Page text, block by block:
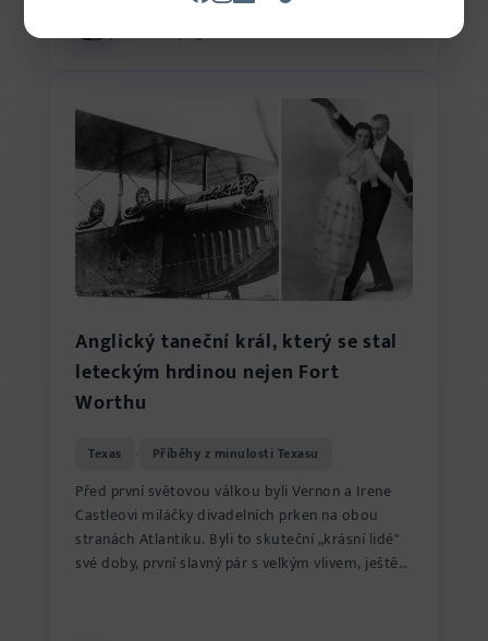
26. 5. 2026
Anglický taneční král, který se stal
leteckým hrdinou nejen Fort
Worthu
Texas Příběhy z minulosti Texasu
Před první světovou válkou byli Vernon a Irene
Castleovi miláčky divadelních prken na obou
stranách Atlantiku. Byli to skuteční „krásní lidé"
své doby, první slavný pár s velkým vlivem, ještě